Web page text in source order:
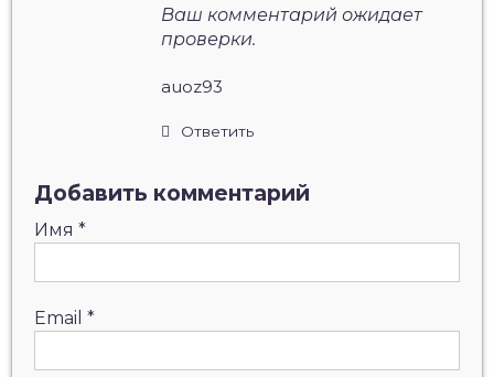
Ваш комментарий ожидает
проверки.
auoz93
Ответить
Добавить комментарий
Имя *
Email *